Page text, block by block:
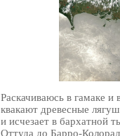
Раскачиваюсь в гамаке
квакают древесные
и исчезает в бархатной
Оттуда до Барро-